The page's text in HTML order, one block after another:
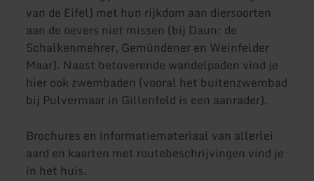
van de Eifel) met hun rijkdom aan diersoorten
aan de oevers niet missen (bij Daun: de
Schalkenmehrer, Gemündener en Weinfelder
Maar). Naast betoverende wandelpaden vind je
hier ook zwembaden (vooral het buitenzwembad
bij Pulvermaar in Gillenfeld is een aanrader).
Brochures en informatiemateriaal van allerlei
aard en kaarten met routebeschrijvingen vind je
in het huis.